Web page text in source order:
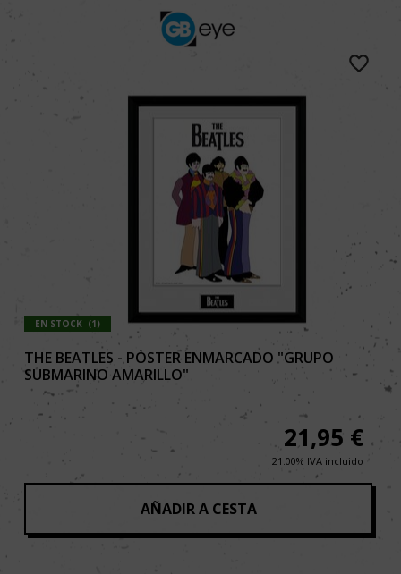
EN STOCK (1)
THE BEATLES - PÓSTER ENMARCADO "GRUPO
SUBMARINO AMARILLO"
21,95 €
21.00% IVA incluido
AÑADIR A CESTA